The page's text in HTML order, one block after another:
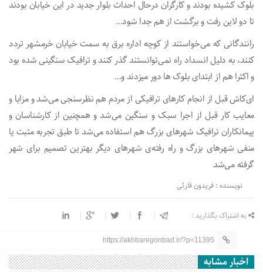
بلوک کشیده بودند و کارگران در‌حال احداث بلوار جدید در این‌ خیابان بودند
تا دو لاین رفت و برگشت از هم جدا شود…
رانندگانی که می‌خواستند از کوچه اداره برق به سمت خیابان خرمشهر تردد
کنند، به دلیل انسداد راه نمی‌توانستند گذر کنند و ترافیک سنگینی شده بود
و اکثرا هم از ابتدای بلوک ها دور میزدند و…
ای‌کاش قبل از انجام کارهای ترافیکی از مردم هم نظرسنجی می‌شد و مزایا و
معایب کار قبل از اجرا سبک و سنگین می‌شد و همچنین از کارشناسان و
پیمانکاران ترافیک شهرهای بزرگ هم‌ استفاده می‌شد تا طبق‌ تجربه مثبت یا
منفی شهرهای بزرگ و‌ راه رفته‌ی شهرهای دیگر بهترین تصمیم‌ برای شهر
گرفته می‌شد
نویسنده : فریدون قارئی
به اشتراک بگذارید :
https://akhbaregonbad.ir/?p=11395
اخبار مشابه